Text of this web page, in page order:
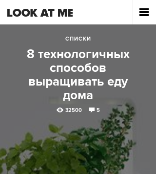
СПИСКИ
8 технологичных
способов
выращивать еду
дома
32500 5